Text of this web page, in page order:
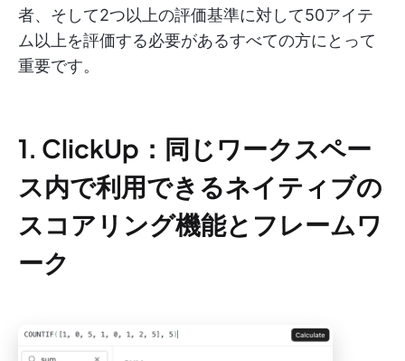
者、そして2つ以上の評価基準に対して50アイテ
ム以上を評価する必要があるすべての方にとって
重要です。
1. ClickUp：同じワークスペー
ス内で利用できるネイティブの
スコアリング機能とフレームワ
ーク